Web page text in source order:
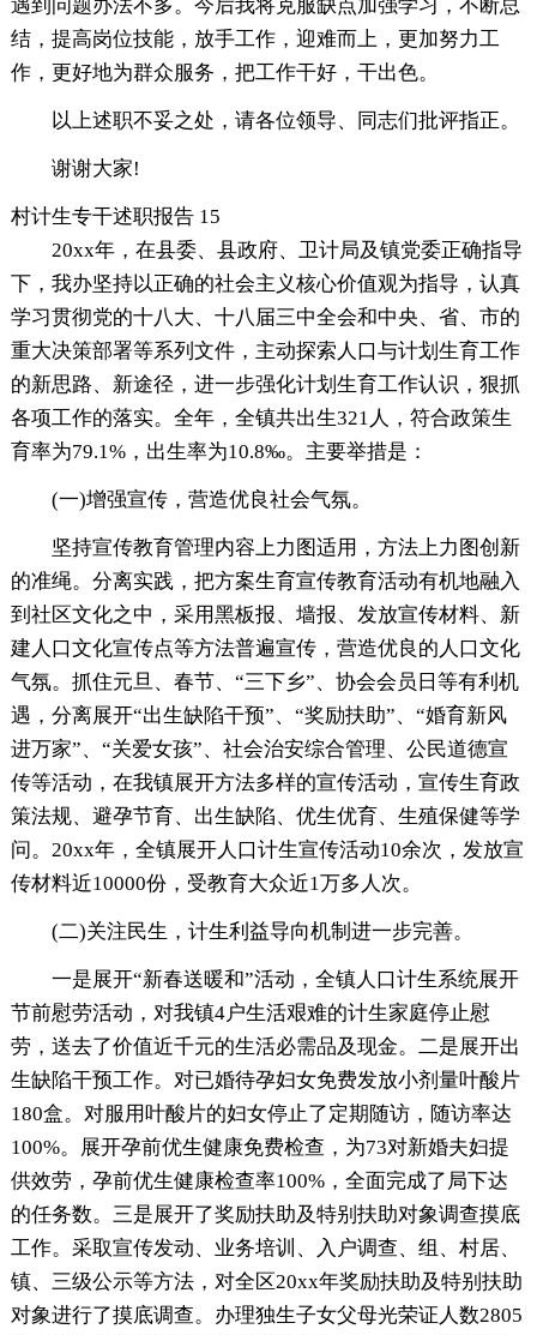
遇到问题办法不多。今后我将克服缺点加强学习，不断总
结，提高岗位技能，放手工作，迎难而上，更加努力工
作，更好地为群众服务，把工作干好，干出色。
以上述职不妥之处，请各位领导、同志们批评指正。
谢谢大家!
村计生专干述职报告 15
20xx年，在县委、县政府、卫计局及镇党委正确指导
下，我办坚持以正确的社会主义核心价值观为指导，认真
学习贯彻党的十八大、十八届三中全会和中央、省、市的
重大决策部署等系列文件，主动探索人口与计划生育工作
的新思路、新途径，进一步强化计划生育工作认识，狠抓
各项工作的落实。全年，全镇共出生321人，符合政策生
育率为79.1%，出生率为10.8‰。主要举措是：
(一)增强宣传，营造优良社会气氛。
坚持宣传教育管理内容上力图适用，方法上力图创新
的准绳。分离实践，把方案生育宣传教育活动有机地融入
到社区文化之中，采用黑板报、墙报、发放宣传材料、新
建人口文化宣传点等方法普遍宣传，营造优良的人口文化
气氛。抓住元旦、春节、“三下乡”、协会会员日等有利机
遇，分离展开“出生缺陷干预”、“奖励扶助”、“婚育新风
进万家”、“关爱女孩”、社会治安综合管理、公民道德宣
传等活动，在我镇展开方法多样的宣传活动，宣传生育政
策法规、避孕节育、出生缺陷、优生优育、生殖保健等学
问。20xx年，全镇展开人口计生宣传活动10余次，发放宣
传材料近10000份，受教育大众近1万多人次。
(二)关注民生，计生利益导向机制进一步完善。
一是展开“新春送暖和”活动，全镇人口计生系统展开
节前慰劳活动，对我镇4户生活艰难的计生家庭停止慰
劳，送去了价值近千元的生活必需品及现金。二是展开出
生缺陷干预工作。对已婚待孕妇女免费发放小剂量叶酸片
180盒。对服用叶酸片的妇女停止了定期随访，随访率达
100%。展开孕前优生健康免费检查，为73对新婚夫妇提
供效劳，孕前优生健康检查率100%，全面完成了局下达
的任务数。三是展开了奖励扶助及特别扶助对象调查摸底
工作。采取宣传发动、业务培训、入户调查、组、村居、
镇、三级公示等方法，对全区20xx年奖励扶助及特别扶助
对象进行了摸底调查。办理独生子女父母光荣证人数2805